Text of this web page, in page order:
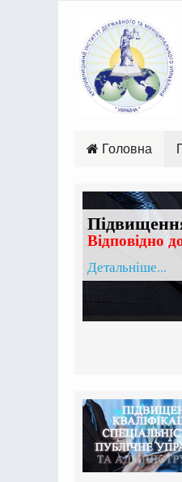
Головна
Відповідно
Детальніше...